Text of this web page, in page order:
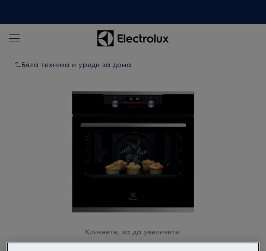
Бяла техника и уреди за дома
Кликнете, за да увеличите.